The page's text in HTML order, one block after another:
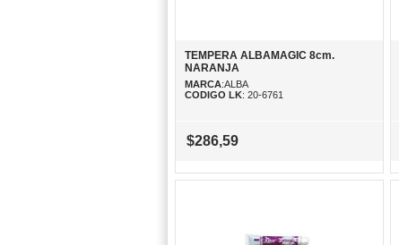
TEMPERA ALBAMAGIC 8cm.
NARANJA
MARCA:ALBA
CODIGO LK: 20-6761
$286,59